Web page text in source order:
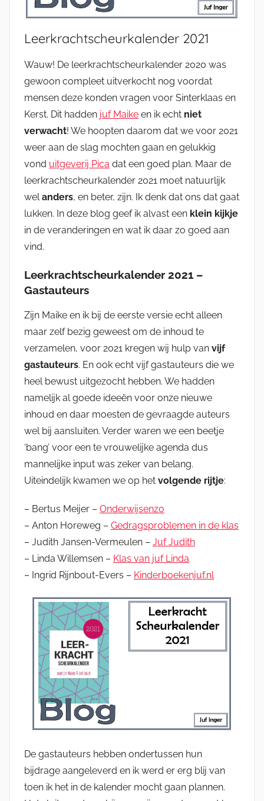
Leerkrachtscheurkalender 2021
Wauw! De leerkrachtscheurkalender 2020 was
gewoon compleet uitverkocht nog voordat
mensen deze konden vragen voor Sinterklaas en
Kerst. Dit hadden juf Maike en ik echt niet
verwacht! We hoopten daarom dat we voor 2021
weer aan de slag mochten gaan en gelukkig
vond uitgeverij Pica dat een goed plan. Maar de
leerkrachtscheurkalender 2021 moet natuurlijk
wel anders, en beter, zijn. Ik denk dat ons dat gaat
lukken. In deze blog geef ik alvast een klein kijkje
in de veranderingen en wat ik daar zo goed aan
vind.
Leerkrachtscheurkalender 2021 –
Gastauteurs
Zijn Maike en ik bij de eerste versie echt alleen
maar zelf bezig geweest om de inhoud te
verzamelen, voor 2021 kregen wij hulp van vijf
gastauteurs. En ook echt vijf gastauteurs die we
heel bewust uitgezocht hebben. We hadden
namelijk al goede ideeën voor onze nieuwe
inhoud en daar moesten de gevraagde auteurs
wel bij aansluiten. Verder waren we een beetje
‘bang’ voor een te vrouwelijke agenda dus
mannelijke input was zeker van belang.
Uiteindelijk kwamen we op het volgende rijtje:
– Bertus Meijer – Onderwijsenzo
– Anton Horeweg – Gedragsproblemen in de klas
– Judith Jansen-Vermeulen – Juf Judith
– Linda Willemsen – Klas van juf Linda
– Ingrid Rijnbout-Evers – Kinderboekenjuf.nl
De gastauteurs hebben ondertussen hun
bijdrage aangeleverd en ik werd er erg blij van
toen ik het in de kalender mocht gaan plannen.